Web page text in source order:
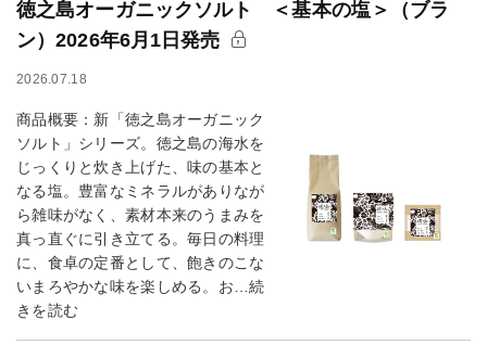
徳之島オーガニックソルト ＜基本の塩＞（ブラ
ン）2026年6月1日発売
2026.07.18
商品概要：新「徳之島オーガニック
ソルト」シリーズ。徳之島の海水を
じっくりと炊き上げた、味の基本と
なる塩。豊富なミネラルがありなが
ら雑味がなく、素材本来のうまみを
真っ直ぐに引き立てる。毎日の料理
に、食卓の定番として、飽きのこな
いまろやかな味を楽しめる。お…続
きを読む